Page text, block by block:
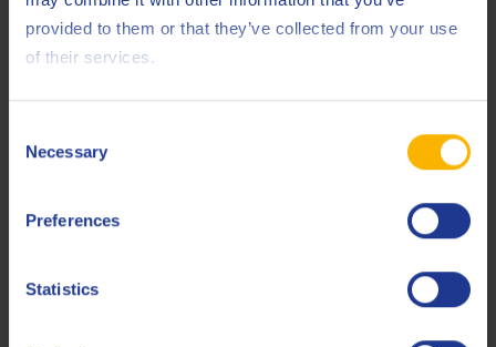
provided to them or that they’ve collected from your use
of their services.
Selection
Necessary
Preferences
Statistics
Aceite para compresores de ultra alto rendimiento